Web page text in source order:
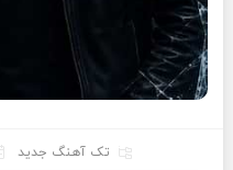
تک آهنگ جدید